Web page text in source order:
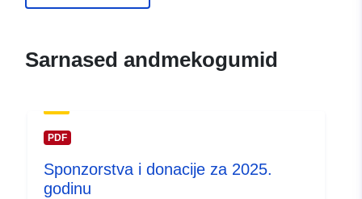
Sarnased andmekogumid
PDF
Sponzorstva i donacije za 2025.
godinu